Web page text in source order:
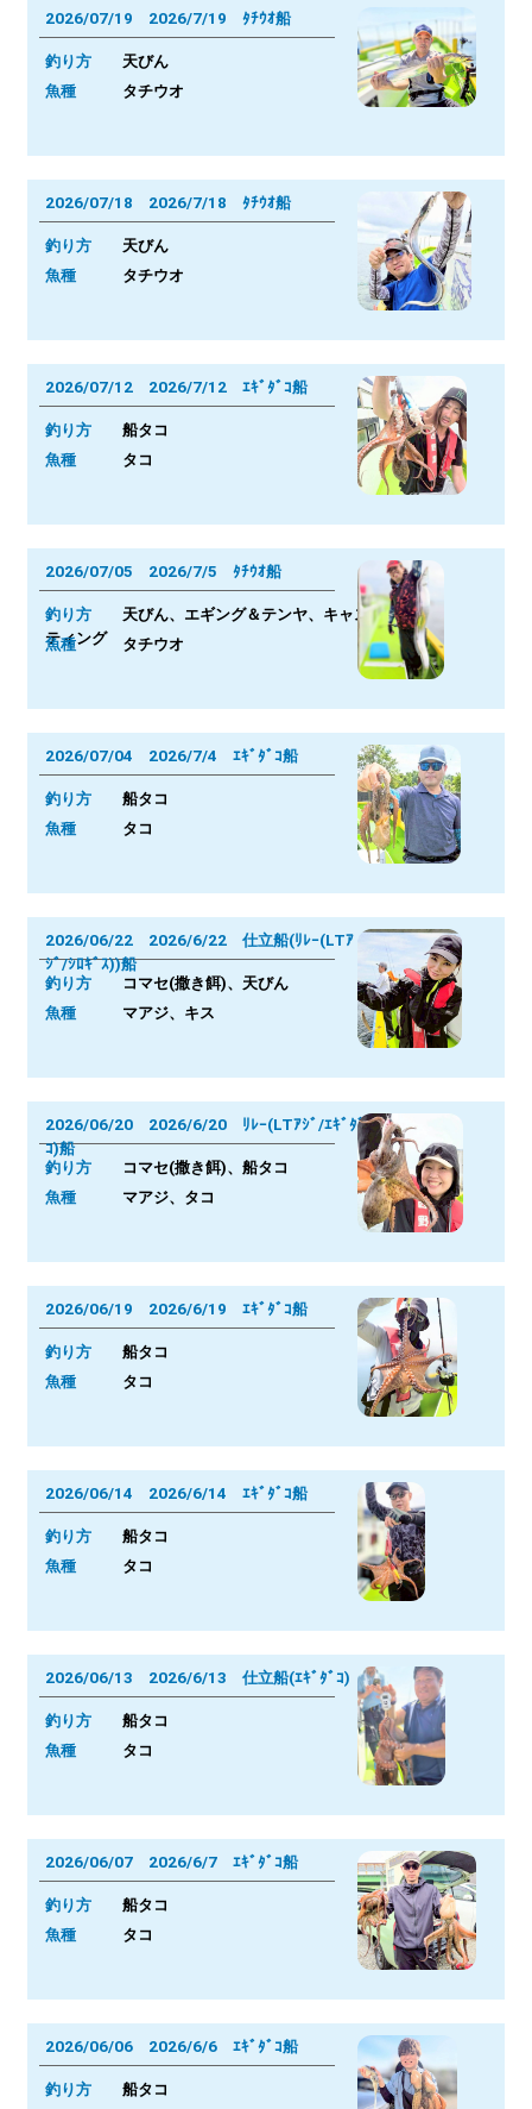
2026/07/19 2026/7/19 ﾀﾁｳｵ船
釣り方 天びん
魚種 タチウオ
2026/07/18 2026/7/18 ﾀﾁｳｵ船
釣り方 天びん
魚種 タチウオ
2026/07/12 2026/7/12 ｴｷﾞﾀﾞｺ船
釣り方 船タコ
魚種 タコ
2026/07/05 2026/7/5 ﾀﾁｳｵ船
釣り方 天びん、エギング＆テンヤ、キャス
ティング
魚種 タチウオ
2026/07/04 2026/7/4 ｴｷﾞﾀﾞｺ船
釣り方 船タコ
魚種 タコ
2026/06/22 2026/6/22 仕立船(ﾘﾚｰ(LTｱ
ｼﾞ/ｼﾛｷﾞｽ))船
釣り方
コマセ(撒き餌)、天びん
魚種 マアジ、キス
2026/06/20 2026/6/20 ﾘﾚｰ(LTｱｼﾞ/ｴｷﾞﾀﾞ
ｺ)船
釣り方
コマセ(撒き餌)、船タコ
魚種 マアジ、タコ
2026/06/19 2026/6/19 ｴｷﾞﾀﾞｺ船
釣り方 船タコ
魚種 タコ
2026/06/14 2026/6/14 ｴｷﾞﾀﾞｺ船
釣り方 船タコ
魚種 タコ
2026/06/13 2026/6/13 仕立船(ｴｷﾞﾀﾞｺ)
釣り方 船タコ
魚種 タコ
2026/06/07 2026/6/7 ｴｷﾞﾀﾞｺ船
釣り方 船タコ
魚種 タコ
2026/06/06 2026/6/6 ｴｷﾞﾀﾞｺ船
釣り方 船タコ